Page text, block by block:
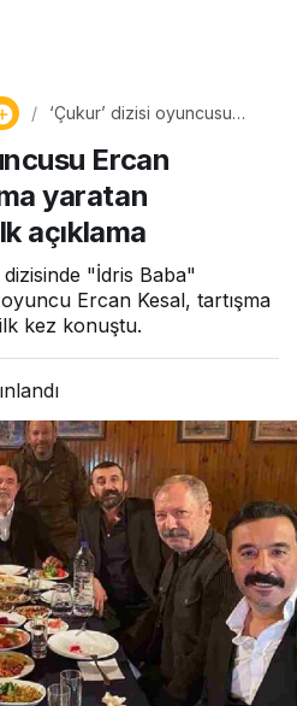
‘Çukur’ dizisi oyuncusu
yaratan fotoğrafa ilişkin ilk
açıklamaErcan
yaratan
açıklama
"İdris Baba"
Ercan Kesal, tartışma
kez konuştu.